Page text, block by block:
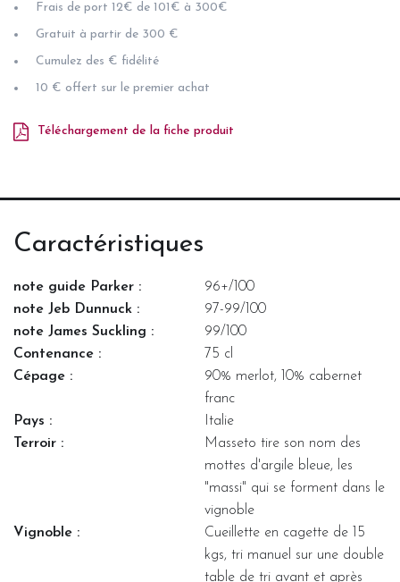
Frais de port 12€ de 101€ à 300€
Gratuit à partir de 300 €
Cumulez des € fidélité
10 € offert sur le premier achat
Téléchargement de la fiche produit
Caractéristiques
note guide Parker :
96+/100
note Jeb Dunnuck :
97-99/100
note James Suckling :
99/100
Contenance :
75 cl
Cépage :
90% merlot, 10% cabernet
franc
Pays :
Italie
Terroir :
Masseto tire son nom des
mottes d'argile bleue, les
"massi" qui se forment dans le
vignoble
Vignoble :
Cueillette en cagette de 15
kgs, tri manuel sur une double
table de tri avant et après